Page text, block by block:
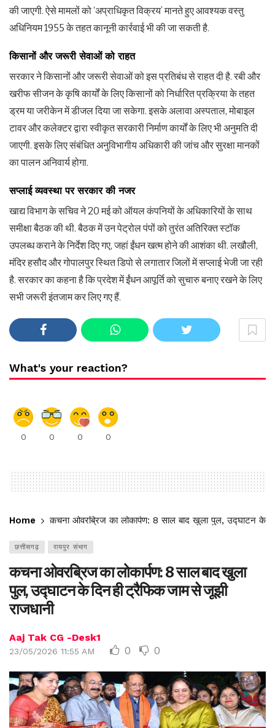
की जाएगी. ऐसे मामलों को ‘अप्राधिकृत विक्रय’ मानते हुए आवश्यक वस्तु
अधिनियम 1955 के तहत कानूनी कार्रवाई भी की जा सकती है.
किसानों और जरूरी सेवाओं को राहत
सरकार ने किसानों और जरूरी सेवाओं को इस प्रतिबंध से राहत दी है. रबी और
खरीफ सीजन के कृषि कार्यों के लिए किसानों को निर्धारित प्रक्रिया के तहत
ड्रम या जरीकेन में डीजल दिया जा सकेगा. इसके अलावा अस्पताल, मोबाइल
टावर और कलेक्टर द्वारा स्वीकृत सरकारी निर्माण कार्यों के लिए भी अनुमति दी
जाएगी. इसके लिए संबंधित अनुविभागीय अधिकारी की जांच और सुरक्षा मानकों
का पालन अनिवार्य होगा.
सप्लाई व्यवस्था पर सरकार की नजर
खाद्य विभाग के सचिव ने 20 मई को ऑयल कंपनियों के अधिकारियों के साथ
समीक्षा बैठक की थी. बैठक में उन पेट्रोल पंपों को तुरंत अतिरिक्त स्टॉक
उपलब्ध कराने के निर्देश दिए गए, जहां ईंधन खत्म होने की आशंका थी. लखौली,
मंदिर हसौद और गोपालपुर स्थित डिपो से लगातार जिलों में सप्लाई भेजी जा रही
है. सरकार का कहना है कि प्रदेश में ईंधन आपूर्ति को सुचारु बनाए रखने के लिए
सभी जरूरी इंतजाम कर लिए गए हैं.
What's your reaction?
0 0 0 0
Home कचना ओवरब्रिज का लोकार्पण: 8 साल बाद खुला पुल, उद्घाटन के
छत्तीसगढ़ रायपुर संभाग
कचना ओवरब्रिज का लोकार्पण: 8 साल बाद खुला
पुल, उद्घाटन के दिन ही ट्रैफिक जाम से जूझी
राजधानी
Aaj Tak CG -Desk1
23/05/2026 11:55 AM 0 0